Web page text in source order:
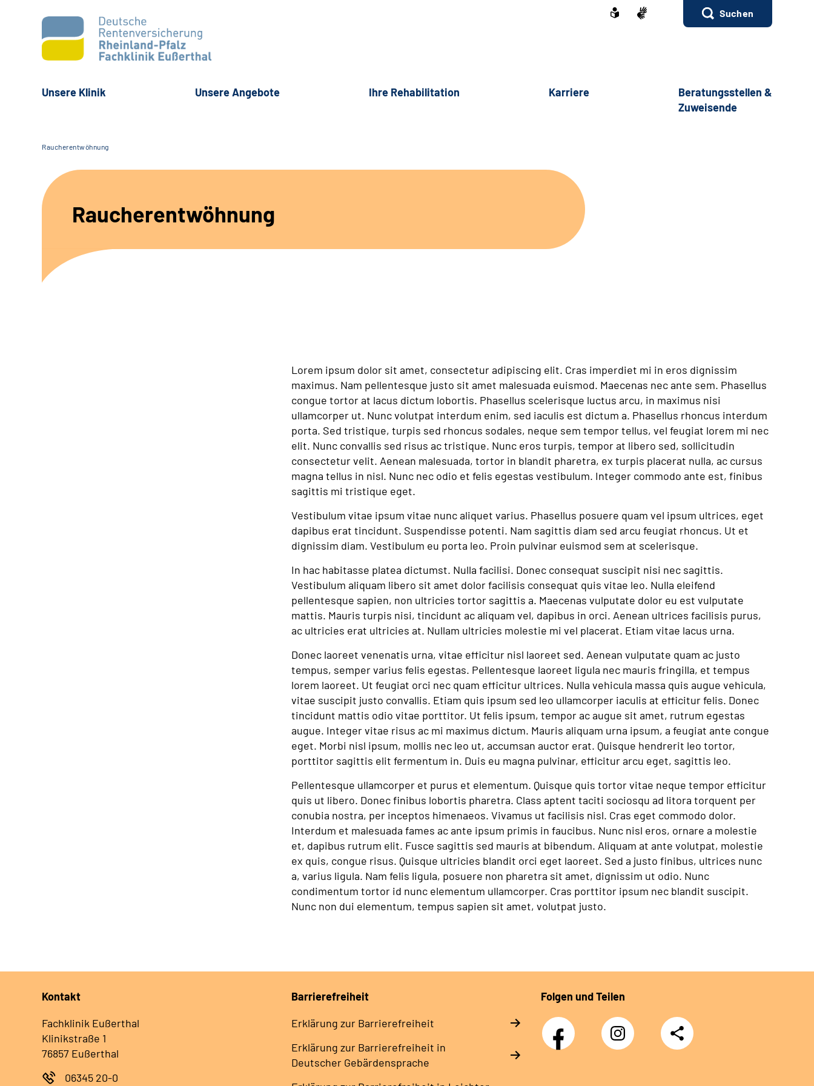
Suchen
Unsere Klinik Unsere Angebote Ihre Rehabilitation Karriere
Beratungsstellen &
Zuweisende
Raucherentwöhnung
Raucherentwöhnung
Lorem ipsum dolor sit amet, consectetur adipiscing elit. Cras imperdiet mi in eros dignissim
maximus. Nam pellentesque justo sit amet malesuada euismod. Maecenas nec ante sem. Phasellus
congue tortor at lacus dictum lobortis. Phasellus scelerisque luctus arcu, in maximus nisi
ullamcorper ut. Nunc volutpat interdum enim, sed iaculis est dictum a. Phasellus rhoncus interdum
porta. Sed tristique, turpis sed rhoncus sodales, neque sem tempor tellus, vel feugiat lorem mi nec
elit. Nunc convallis sed risus ac tristique. Nunc eros turpis, tempor at libero sed, sollicitudin
consectetur velit. Aenean malesuada, tortor in blandit pharetra, ex turpis placerat nulla, ac cursus
magna tellus in nisl. Nunc nec odio et felis egestas vestibulum. Integer commodo ante est, finibus
sagittis mi tristique eget.
Vestibulum vitae ipsum vitae nunc aliquet varius. Phasellus posuere quam vel ipsum ultrices, eget
dapibus erat tincidunt. Suspendisse potenti. Nam sagittis diam sed arcu feugiat rhoncus. Ut et
dignissim diam. Vestibulum eu porta leo. Proin pulvinar euismod sem at scelerisque.
In hac habitasse platea dictumst. Nulla facilisi. Donec consequat suscipit nisi nec sagittis.
Vestibulum aliquam libero sit amet dolor facilisis consequat quis vitae leo. Nulla eleifend
pellentesque sapien, non ultricies tortor sagittis a. Maecenas vulputate dolor eu est vulputate
mattis. Mauris turpis nisi, tincidunt ac aliquam vel, dapibus in orci. Aenean ultrices facilisis purus,
ac ultricies erat ultricies at. Nullam ultricies molestie mi vel placerat. Etiam vitae lacus urna.
Donec laoreet venenatis urna, vitae efficitur nisl laoreet sed. Aenean vulputate quam ac justo
tempus, semper varius felis egestas. Pellentesque laoreet ligula nec mauris fringilla, et tempus
lorem laoreet. Ut feugiat orci nec quam efficitur ultrices. Nulla vehicula massa quis augue vehicula,
vitae suscipit justo convallis. Etiam quis ipsum sed leo ullamcorper iaculis at efficitur felis. Donec
tincidunt mattis odio vitae porttitor. Ut felis ipsum, tempor ac augue sit amet, rutrum egestas
augue. Integer vitae risus ac mi maximus dictum. Mauris aliquam urna ipsum, a feugiat ante congue
eget. Morbi nisl ipsum, mollis nec leo ut, accumsan auctor erat. Quisque hendrerit leo tortor,
porttitor sagittis elit fermentum in. Duis eu magna pulvinar, efficitur arcu eget, sagittis leo.
Pellentesque ullamcorper et purus et elementum. Quisque quis tortor vitae neque tempor efficitur
quis ut libero. Donec finibus lobortis pharetra. Class aptent taciti sociosqu ad litora torquent per
conubia nostra, per inceptos himenaeos. Vivamus ut facilisis nisl. Cras eget commodo dolor.
Interdum et malesuada fames ac ante ipsum primis in faucibus. Nunc nisl eros, ornare a molestie
et, dapibus rutrum elit. Fusce sagittis sed mauris at bibendum. Aliquam at ante volutpat, molestie
ex quis, congue risus. Quisque ultricies blandit orci eget laoreet. Sed a justo finibus, ultrices nunc
a, varius ligula. Nam felis ligula, posuere non pharetra sit amet, dignissim ut odio. Nunc
condimentum tortor id nunc elementum ullamcorper. Cras porttitor ipsum nec blandit suscipit.
Nunc non dui elementum, tempus sapien sit amet, volutpat justo.
Kontakt
Fachklinik Eußerthal
Klinikstraße 1
76857 Eußerthal
06345 20-0
Barrierefreiheit
Erklärung zur Barrierefreiheit
Erklärung zur Barrierefreiheit in
Deutscher Gebärdensprache
Folgen und Teilen
Facebook
Instagram
DRV
Nachwuchskräfte
Teilen